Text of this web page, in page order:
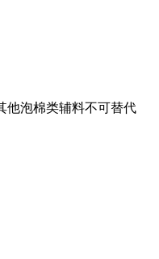
他泡棉类辅料不可替代